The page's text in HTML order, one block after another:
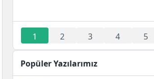
1 2 3 4 5
Popüler Yazılarımız